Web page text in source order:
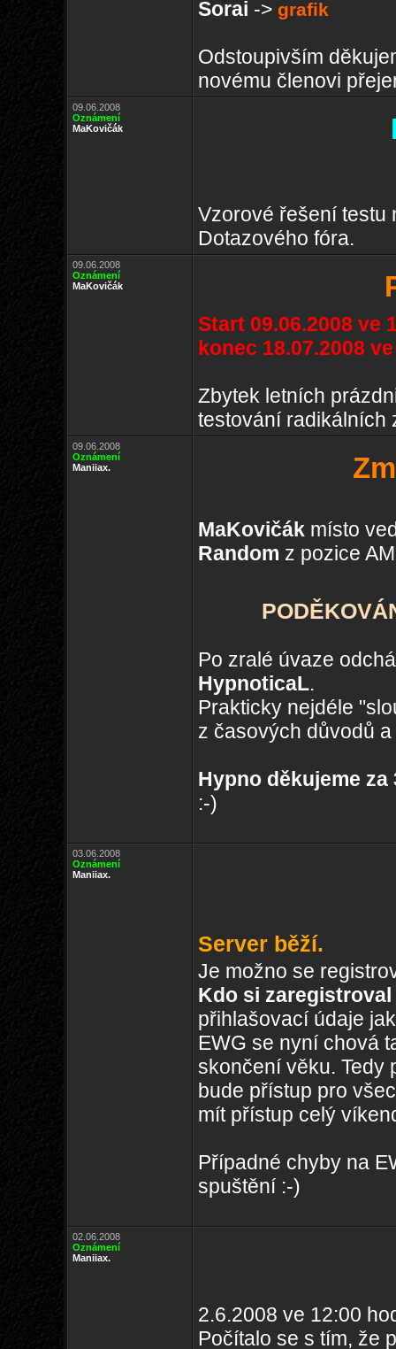
Sorai -> grafik
Odstoupivším
novému členovi
09.06.2008
Oznámení
MaKovičák
Vzorové řešení testu
Dotazového fóra.
09.06.2008
Oznámení
MaKovičák
Start 09.06.2008 ve
konec 18.07.2008
Zbytek letních
testování radikálních
09.06.2008
Oznámení
Maniiax.
MaKovičákmísto
Random z pozice
Po zralé úvaze
HypnoticaL.
Prakticky nejdéle
z časových důvodů
Hypno děkujeme
:-)
03.06.2008
Oznámení
Maniiax.
Server běží.
Je možno se
Kdo si
přihlašovací údaje
EWG se nyní chová
skončení věku. Tedy
bude přístup pro
mít přístup celý
Případné chyby na
spuštění :-)
02.06.2008
Oznámení
Maniiax.
2.6.2008 ve 12:00
Počítalo se s tím, že